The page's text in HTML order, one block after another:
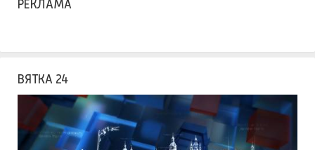
РЕКЛАМА
ВЯТКА 24